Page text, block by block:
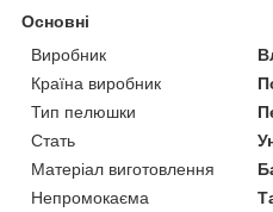
Основні
Виробник
Країна виробник
Тип пелюшки
Стать
Матеріал виготовлення
Непромокаєма